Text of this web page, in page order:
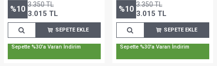
%10 3.350TL
3.015 TL
SEPETE EKLE
Sepette %30'a Varan İndirim
Desenli
%10 3.350TL
3.015 TL
SEPETE EKLE
Sepette %30'a Varan İndirim